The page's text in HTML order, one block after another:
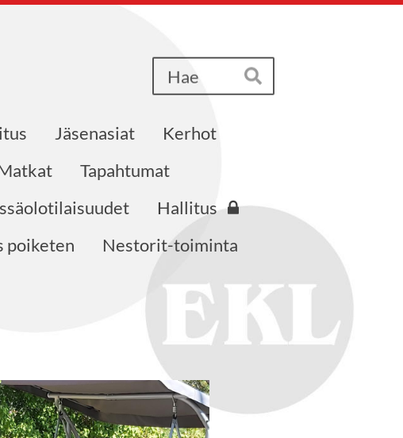
Hae
Jäsenasiat
Kerhot
Tapahtumat
Hallitus
poiketen Nestorit-toiminta